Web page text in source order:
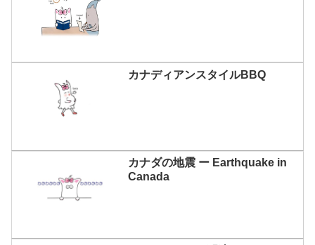
カナディアンスタイルBBQ
カナダの地震 ー Earthquake in
Canada